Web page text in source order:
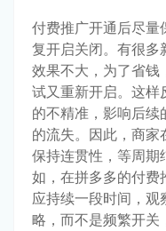
付费推广开通后尽量
复开启关闭。有很多
效果不大，为了省钱
试又重新开启。这样
的不精准，影响后续
的流失。因此，商
保持连贯性，等周期
如，在拼多多的付费
应持续一段时间，
略，而不是频繁开关